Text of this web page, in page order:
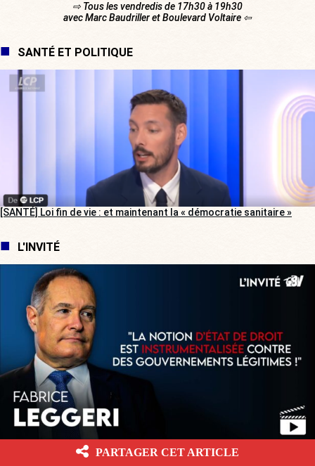
⇨ Tous les vendredis de 17h30 à 19h30
avec Marc Baudriller et Boulevard Voltaire ⇦
SANTÉ ET POLITIQUE
[SANTÉ] Loi fin de vie : et maintenant la « démocratie sanitaire »
L'INVITÉ
[L’ÉTÉ BV] « Nos aides sociales généreuses vont attirer les migrants
régularisés par l’Espagne ! »
PARTAGER CET ARTICLE